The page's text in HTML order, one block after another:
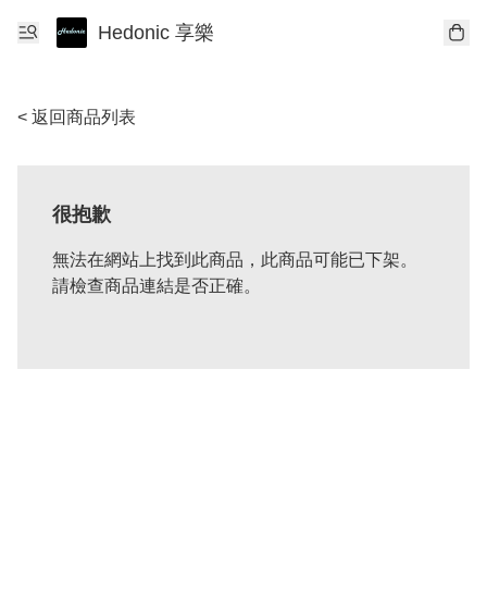
Hedonic 享樂
< 返回商品列表
很抱歉
無法在網站上找到此商品，此商品可能已下架。
請檢查商品連結是否正確。